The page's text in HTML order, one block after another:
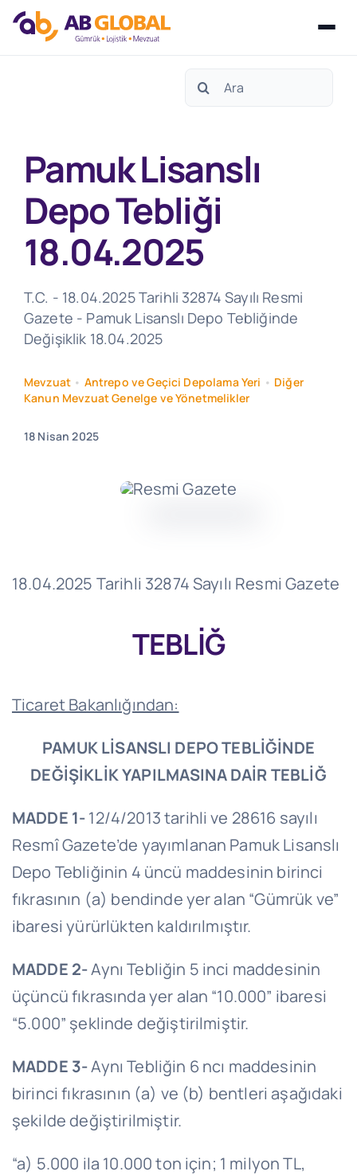
Search
Pamuk Lisanslı
Depo Tebliği
18.04.2025
T.C. - 18.04.2025 Tarihli 32874 Sayılı Resmi
Gazete - Pamuk Lisanslı Depo Tebliğinde
Değişiklik 18.04.2025
Mevzuat • Antrepo ve Geçici Depolama Yeri • Diğer
Kanun Mevzuat Genelge ve Yönetmelikler
18 Nisan 2025
18.04.2025 Tarihli 32874 Sayılı Resmi Gazete
TEBLİĞ
Ticaret Bakanlığından:
PAMUK LİSANSLI DEPO TEBLİĞİNDE
DEĞİŞİKLİK YAPILMASINA DAİR TEBLİĞ
MADDE 1-12/4/2013 tarihli ve 28616 sayılı
Resmî Gazete’de yayımlanan Pamuk Lisanslı
Depo Tebliğinin 4 üncü maddesinin birinci
fıkrasının (a) bendinde yer alan “Gümrük ve”
ibaresi yürürlükten kaldırılmıştır.
MADDE 2-Aynı Tebliğin 5 inci maddesinin
üçüncü fıkrasında yer alan “10.000” ibaresi
“5.000” şeklinde değiştirilmiştir.
MADDE 3-Aynı Tebliğin 6 ncı maddesinin
birinci fıkrasının (a) ve (b) bentleri aşağıdaki
şekilde değiştirilmiştir.
“a) 5.000 ila 10.000 ton için; 1 milyon TL,